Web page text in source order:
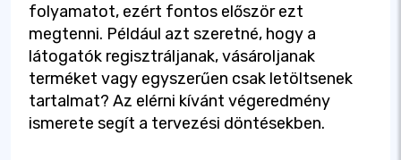
folyamatot, ezért fontos először ezt
megtenni. Például azt szeretné, hogy a
látogatók regisztráljanak, vásároljanak
terméket vagy egyszerűen csak letöltsenek
tartalmat? Az elérni kívánt végeredmény
ismerete segít a tervezési döntésekben.